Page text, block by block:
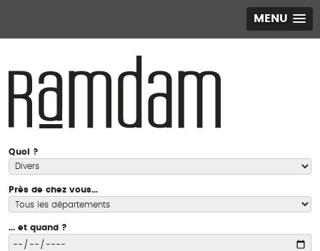
MENU
Quoi ?
Près de chez vous...
... et quand ?